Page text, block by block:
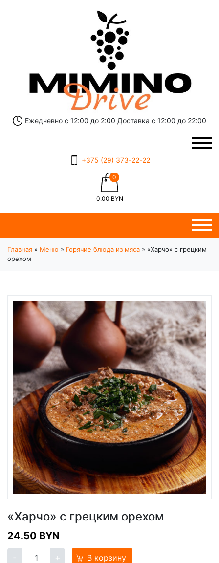
Ежедневно с 12:00 до 2:00 Доставка с 12:00 до 22:00
+375 (29) 373-22-22
0
0.00 BYN
Главная » Меню » Горячие блюда из мяса » «Харчо» с грецким
орехом
«Харчо» с грецким орехом
24.50 BYN
- + В корзину